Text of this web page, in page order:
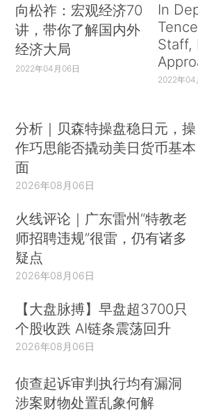
向松祚：宏观经济70
讲，带你了解国内外
经济大局
2022年04月06日
In
Staff,
2022年04
分析｜贝森特操盘稳日元，操
作巧思能否撬动美日货币基本
面
2026年08月06日
火线评论｜广东雷州“特教老
师招聘违规”很雷，仍有诸多
疑点
2026年08月06日
【大盘脉搏】早盘超3700只
个股收跌 AI链条震荡回升
2026年08月06日
侦查起诉审判执行均有漏洞
涉案财物处置乱象何解